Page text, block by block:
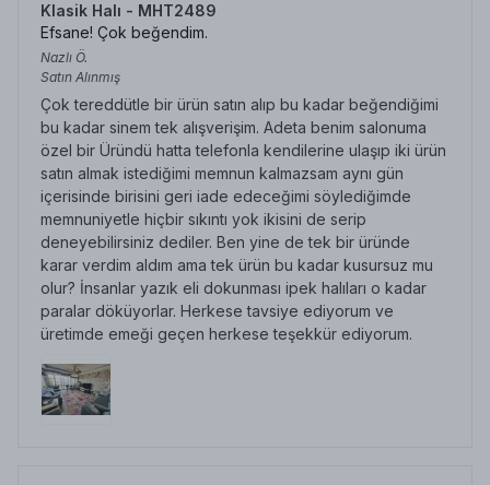
Klasik Halı - MHT2489
Efsane! Çok beğendim.
Nazlı Ö.
Satın Alınmış
Çok tereddütle bir ürün satın alıp bu kadar beğendiğimi
bu kadar sinem tek alışverişim. Adeta benim salonuma
özel bir Üründü hatta telefonla kendilerine ulaşıp iki ürün
satın almak istediğimi memnun kalmazsam aynı gün
içerisinde birisini geri iade edeceğimi söylediğimde
memnuniyetle hiçbir sıkıntı yok ikisini de serip
deneyebilirsiniz dediler. Ben yine de tek bir üründe
karar verdim aldım ama tek ürün bu kadar kusursuz mu
olur? İnsanlar yazık eli dokunması ipek halıları o kadar
paralar döküyorlar. Herkese tavsiye ediyorum ve
üretimde emeği geçen herkese teşekkür ediyorum.